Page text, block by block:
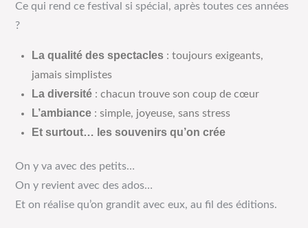
Ce qui rend ce festival si spécial, après toutes ces années
?
La qualité des spectacles : toujours exigeants,
jamais simplistes
La diversité : chacun trouve son coup de cœur
L’ambiance : simple, joyeuse, sans stress
Et surtout… les souvenirs qu’on crée
On y va avec des petits…
On y revient avec des ados…
Et on réalise qu’on grandit avec eux, au fil des éditions.